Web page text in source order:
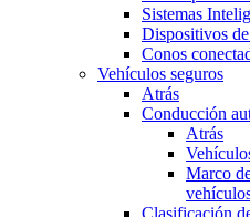
Sistemas
Dispositivos
Conos
Vehículos seguros
Atrás
Conducción
Atrás
Marco